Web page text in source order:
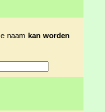
naam kan worden